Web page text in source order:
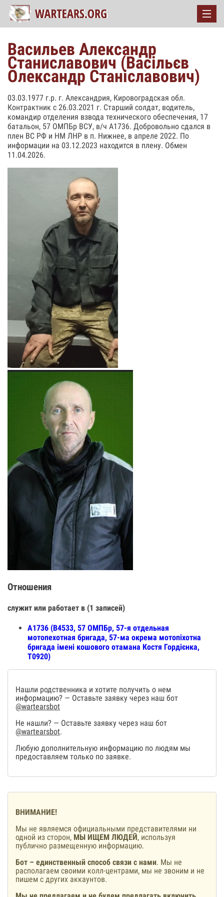
Васильев Александр
Станиславович (Васільєв
Олександр Станіславович)
03.03.1977 г.р. г. Александрия, Кировоградская обл.
Контрактник с 26.03.2021 г. Старший солдат, водитель,
командир отделения взвода технического обеспечения, 17
батальон, 57 ОМПБр ВСУ, в/ч А1736. Добровольно сдался в
плен ВС РФ и НМ ЛНР в п. Нижнее, в апреле 2022. По
информации на 03.12.2023 находится в плену. Обмен
11.04.2026.
Отношения
служит или работает в (1 записей)
А1736 (В4533, 57 ОМПБр, 57-я отдельная
мотопехотная бригада, 57-ма окрема мотопіхотна
бригада імені кошового отамана Костя Гордієнка,
Т0920)
Нашли родственника и хотите получить о нем
информацию? — Оставьте заявку через наш бот
@wartearsbot
Не нашли? — Оставьте заявку через наш бот
@wartearsbot.
Любую дополнительную информацию по людям мы
предоставляем только по заявке.
ВНИМАНИЕ!
Мы не являемся официальными представителями ни
одной из сторон, МЫ ИЩЕМ ЛЮДЕЙ, используя
публично размещенную информацию.
Бот – единственный способ связи с нами. Мы не
располагаем своими колл-центрами, мы не звоним и не
пишем с других аккаунтов.